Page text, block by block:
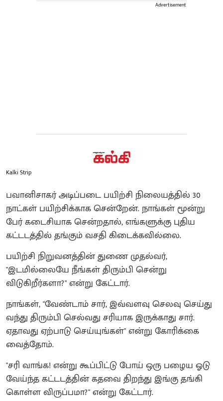
Advertisement
Kalki Strip
பவானிசாகர் அடிப்படை பயிற்சி நிலையத்தில் 30
நாட்கள் பயிற்சிக்காக சென்றேன். நாங்கள் மூன்று
பேர் கடைசியாக சென்றதால், எங்களுக்கு புதிய
கட்டடத்தில் தங்கும் வசதி கிடைக்கவில்லை.
பயிற்சி நிறுவனத்தின் துணை முதல்வர்,
"இடமில்லையே நீங்கள் திரும்பி சென்று
விடுகிறீர்களா?" என்று கேட்டார்.
நாங்கள், "வேண்டாம் சார், இவ்வளவு செலவு செய்து
வந்து திரும்பி செல்வது சரியாக இருக்காது சார்.
ஏதாவது ஏற்பாடு செய்யுங்கள்" என்று கோரிக்கை
வைத்தோம்.
"சரி வாங்க! என்று கூப்பிட்டு போய் ஒரு பழைய ஓடு
வேய்ந்த கட்டடத்தின் கதவை திறந்து இங்கு தங்கி
கொள்ள விருப்பமா?" என்று கேட்டார்.